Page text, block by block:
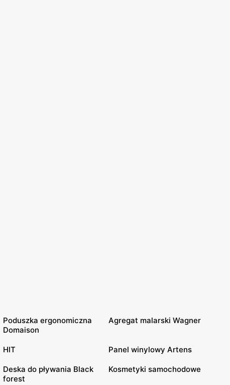
Poduszka ergonomiczna
Domaison
Agregat malarski Wagner
HIT Panel winylowy Artens
Deska do pływania Black
forest
Kosmetyki samochodowe